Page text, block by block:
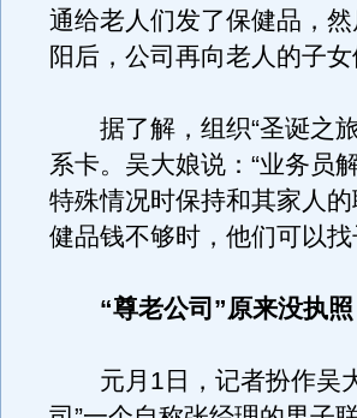
通给老人们发了保健品，
阳后，公司再向老人的子女
据了解，组织“圣诞之旅
系卡。吴大娘说：“业务员
特殊情况时保持和其家人
健品钱不够时，他们可以找
“尊老公司”原来没执照
元月1日，记者扮作吴大